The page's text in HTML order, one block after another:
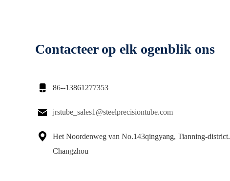
Contacteer op elk ogenblik ons
 86--13861277353
 jrstube_sales1@steelprecisiontube.com

Het Noordenweg van No.143qingyang, Tianning-district.
Changzhou